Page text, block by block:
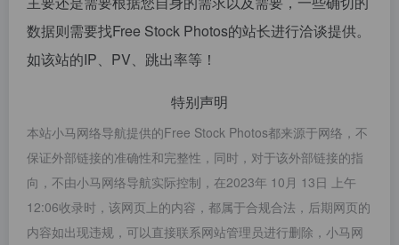
数据则需要找Free Stock Photos的站长进行洽谈提供。
如该站的IP、PV、跳出率等！
特别声明
本站小马网络导航提供的Free Stock Photos都来源于网络，不
保证外部链接的准确性和完整性，同时，对于该外部链接的指
向，不由小马网络导航实际控制，在2023年 10月 13日 上午
12:06收录时，该网页上的内容，都属于合规合法，后期网页的
内容如出现违规，可以直接联系网站管理员进行删除，小马网